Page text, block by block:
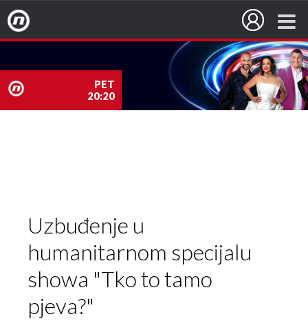
PET
20:20
Nova TV
Uzbuđenje u
humanitarnom specijalu
showa "Tko to tamo
pjeva?"